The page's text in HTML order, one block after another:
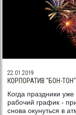
22.01.2019
КОРПОРАТИВ "БОН-ТОН"
Когда праздники
рабочий график -
снова окунуться в